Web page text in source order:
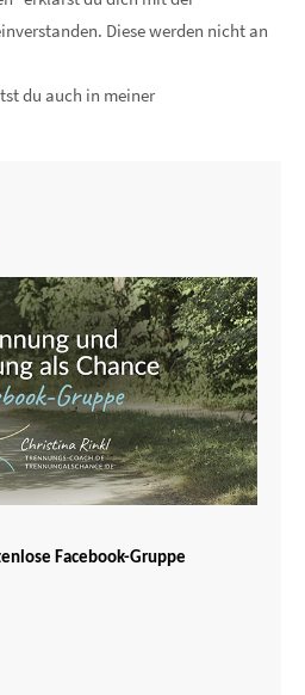
Diese werden nicht an
du auch in meiner
Facebook-Gruppe